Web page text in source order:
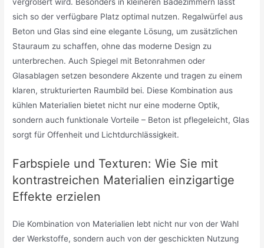
sich so der verfügbare Platz optimal nutzen. Regalwürfel aus
Beton und Glas sind eine elegante Lösung, um zusätzlichen
Stauraum zu schaffen, ohne das moderne Design zu
unterbrechen. Auch Spiegel mit Betonrahmen oder
Glasablagen setzen besondere Akzente und tragen zu einem
klaren, strukturierten Raumbild bei. Diese Kombination aus
kühlen Materialien bietet nicht nur eine moderne Optik,
sondern auch funktionale Vorteile – Beton ist pflegeleicht, Glas
sorgt für Offenheit und Lichtdurchlässigkeit.
Farbspiele und Texturen: Wie Sie mit
kontrastreichen Materialien einzigartige
Effekte erzielen
Die Kombination von Materialien lebt nicht nur von der Wahl
der Werkstoffe, sondern auch von der geschickten Nutzung